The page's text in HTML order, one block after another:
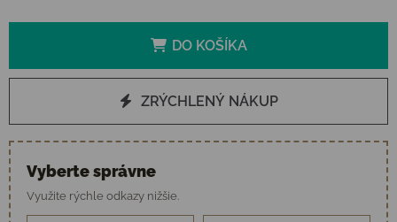
DO KOŠÍKA
ZRÝCHLENÝ NÁKUP
Vyberte správne
Využite rýchle odkazy nižšie.